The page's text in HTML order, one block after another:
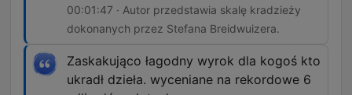
00:01:47 · Autor przedstawia skalę kradzieży
dokonanych przez Stefana Breidwuizera.
Zaskakująco łagodny wyrok dla kogoś kto
ukradł dzieła. wyceniane na rekordowe 6